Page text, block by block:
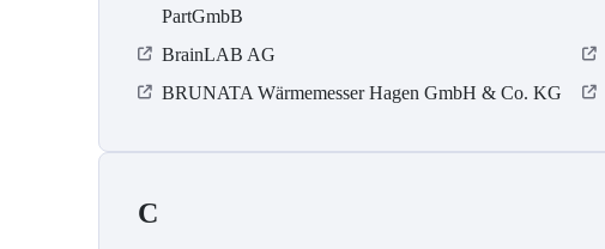
PartGmbB
BrainLAB AG
BRUNATA Wärmemesser Hagen GmbH & Co. KG
C